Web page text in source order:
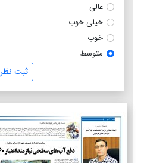
عالی
خیلی خوب
خوب
متوسط
ثبت نظر